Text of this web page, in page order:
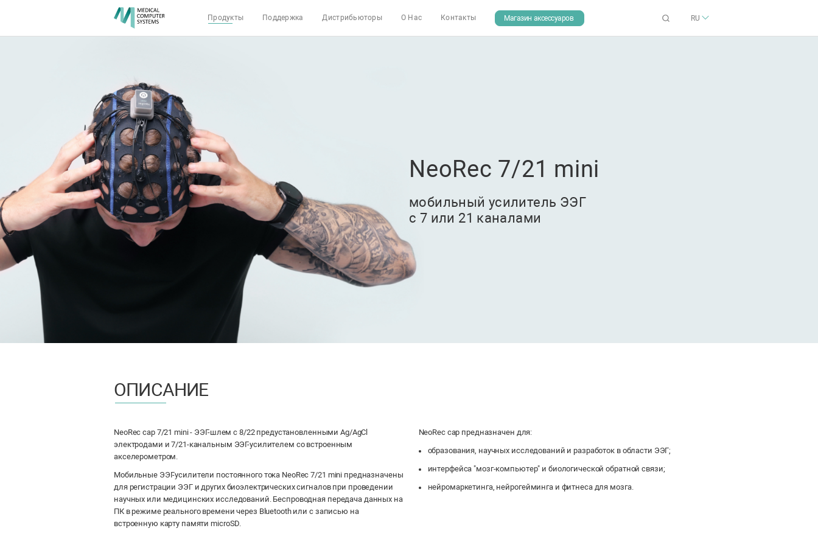
Продукты Поддержка Дистрибьюторы О Нас Контакты Магазин аксессуаров RU
NeoRec 7/21 mini
мобильный усилитель ЭЭГ
с 7 или 21 каналами
ОПИСАНИЕ
NeoRec cap 7/21 mini - ЭЭГ-шлем с 8/22 предустановленными Ag/AgCl
электродами и 7/21-канальным ЭЭГ-усилителем со встроенным
акселерометром.
Мобильные ЭЭГ-усилители постоянного тока NeoRec 7/21 mini предназначены
для регистрации ЭЭГ и других биоэлектрических сигналов при проведении
научных или медицинских исследований. Беспроводная передача данных на
ПК в режиме реального времени через Bluetooth или с записью на
встроенную карту памяти microSD.
NeoRec cap предназначен для:
образования, научных исследований и разработок в области ЭЭГ;
интерфейса "мозг-компьютер" и биологической обратной связи;
нейромаркетинга, нейрогейминга и фитнеса для мозга.